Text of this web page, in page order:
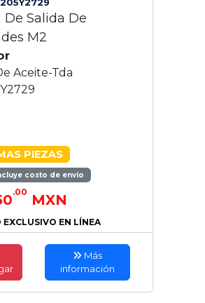
De Salida De
M2
Aceite-Tda
PIEZAS
costo de envío
.00 MXN
EXCLUSIVO EN LÍNEA
Más
información